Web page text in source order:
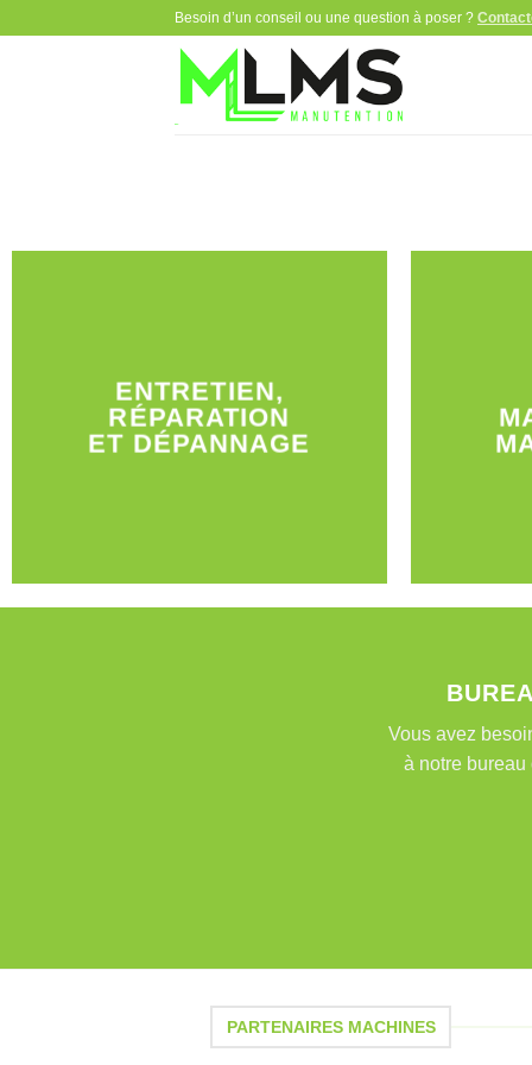
Besoin d’un conseil ou une question à poser ?
ENTRETIEN,
RÉPARATION
ET DÉPANNAGE
Vous avez
à notre bureau
PARTENAIRES MACHINES